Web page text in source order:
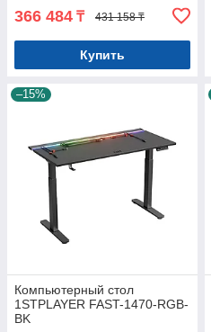
366 484 ₸ 431 158 ₸
Купить
–15%
Компьютерный стол
1STPLAYER FAST-1470-RGB-
BK